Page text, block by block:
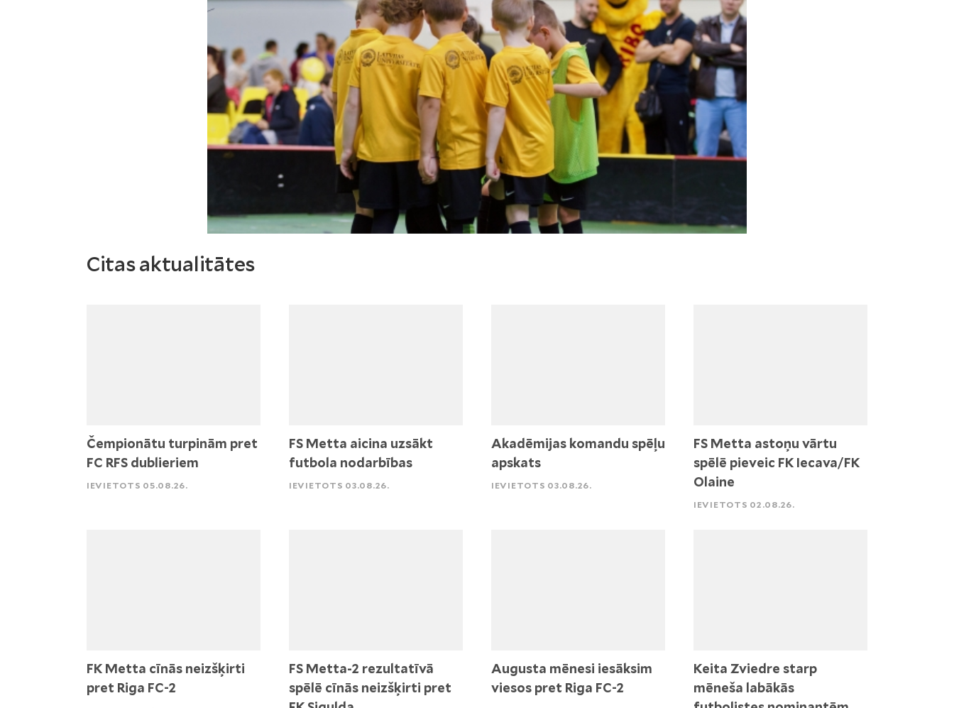
Citas aktualitātes
Čempionātu turpinām pret
FC RFS dublieriem
IEVIETOTS 05.08.26.
FS Metta aicina uzsākt
futbola nodarbības
IEVIETOTS 03.08.26.
Akadēmijas komandu spēļu
apskats
IEVIETOTS 03.08.26.
FS Metta astoņu vārtu
spēlē pieveic FK Iecava/FK
Olaine
IEVIETOTS 02.08.26.
FK Metta cīnās neizšķirti
pret Riga FC-2
FS Metta-2 rezultatīvā
spēlē cīnās neizšķirti pret
Augusta mēnesi iesāksim
viesos pret Riga FC-2
Keita Zviedre starp
mēneša labākās